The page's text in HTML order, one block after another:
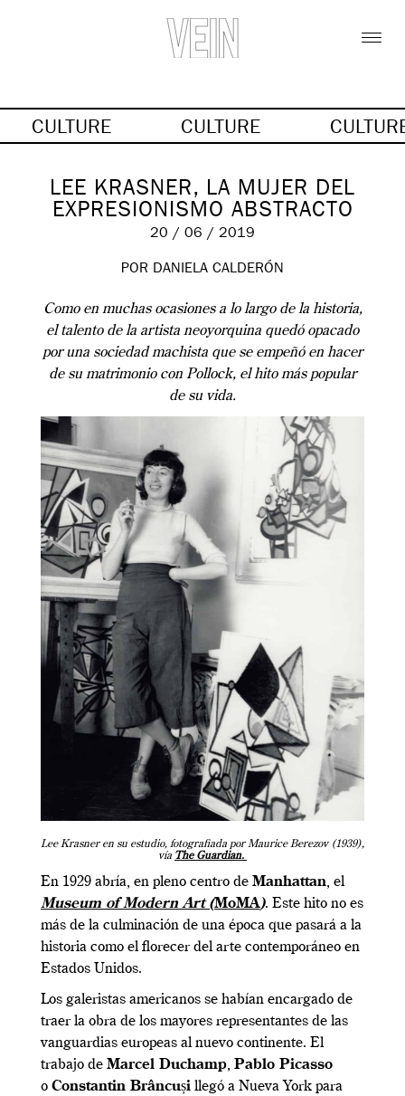
CULTURE CULTURE
LEE KRASNER, LA MUJER DEL
EXPRESIONISMO ABSTRACTO
20 / 06 / 2019
POR DANIELA CALDERÓN
Como en muchas ocasiones a lo largo de la historia,
el talento de la artista neoyorquina quedó opacado
por una sociedad machista que se empeñó en hacer
de su matrimonio con Pollock, el hito más popular
de su vida.
Lee Krasner en su estudio, fotografiada por Maurice Berezov (1939),
vía The Guardian.
En 1929 abría, en pleno centro de Manhattan, el
Museum of Modern Art (MoMA). Este hito no es
más de la culminación de una época que pasará a la
historia como el florecer del arte contemporáneo en
Estados Unidos.
Los galeristas americanos se habían encargado de
traer la obra de los mayores representantes de las
vanguardias europeas al nuevo continente. El
trabajo de Marcel Duchamp, Pablo Picasso
o Constantin Brâncuși llegó a Nueva York para